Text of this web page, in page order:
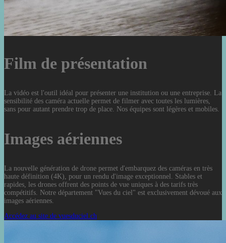
Film de présentation
La vidéo est l'outil idéal pour présenter une institution ou une entreprise. La
sensibilité des caméra actuelle permet de filmer avec toutes les lumières,
sans pour autant prendre trop de place. Nos équipes sont légères et mobiles.
Images aériennes
La nouvelle génération de drone permet d'embarquez des caméras en très
haute définition (4K), pour un rendu d'image exceptionnel. Stables et
rapides, les drones offrent des points de vue uniques à des tarifs très
compétitifs. Notre département "Vues du ciel" est exclusivement dévoué aux
images aériennes.
Accédez au site de vuesduciel.ch